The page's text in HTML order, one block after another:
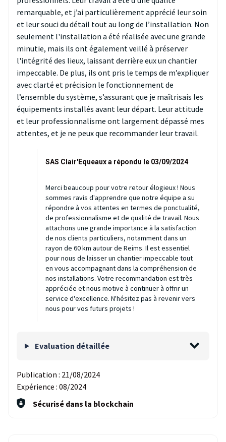
remarquable, et j’ai particulièrement apprécié leur soin
et leur souci du détail tout au long de l’installation. Non
seulement l'installation a été réalisée avec une grande
minutie, mais ils ont également veillé à préserver
l'intégrité des lieux, laissant derrière eux un chantier
impeccable. De plus, ils ont pris le temps de m’expliquer
avec clarté et précision le fonctionnement de
l’ensemble du système, s’assurant que je maîtrisais les
équipements installés avant leur départ. Leur attitude
et leur professionnalisme ont largement dépassé mes
attentes, et je ne peux que recommander leur travail.
SAS Clair'Equeaux a répondu le 03/09/2024
Merci beaucoup pour votre retour élogieux ! Nous
sommes ravis d'apprendre que notre équipe a su
répondre à vos attentes en termes de ponctualité,
de professionnalisme et de qualité de travail. Nous
attachons une grande importance à la satisfaction
de nos clients particuliers, notamment dans un
rayon de 60 km autour de Reims. Il est essentiel
pour nous de laisser un chantier impeccable tout
en vous accompagnant dans la compréhension de
nos installations. Votre recommandation est très
appréciée et nous motive à continuer à offrir un
service d'excellence. N'hésitez pas à revenir vers
nous pour vos futurs projets !
Evaluation détaillée
Publication : 21/08/2024
Expérience : 08/2024
Sécurisé dans la blockchain